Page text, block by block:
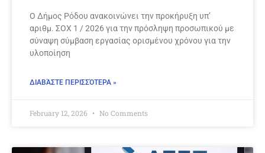
Ο Δήμος Ρόδου ανακοινώνει την προκήρυξη υπ’
αριθμ. ΣΟΧ 1 / 2026 για την πρόσληψη προσωπικού με
σύναψη σύμβαση εργασίας ορισμένου χρόνου για την
υλοποίηση
ΔΙΑΒΆΣΤΕ ΠΕΡΙΣΣΌΤΕΡΑ »
February 12, 2026 No Comments